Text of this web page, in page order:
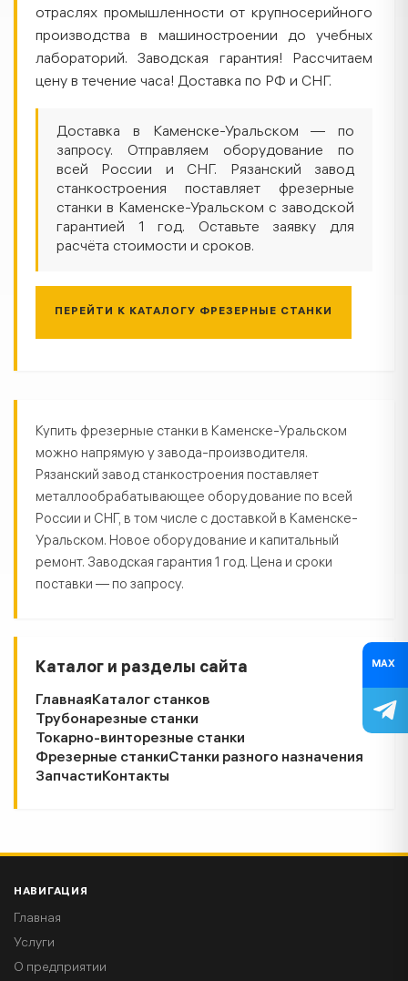
отраслях промышленности от крупносерийного
производства в машиностроении до учебных
лабораторий. Заводская гарантия! Рассчитаем
цену в течение часа! Доставка по РФ и СНГ.
Доставка в Каменске-Уральском — по
запросу. Отправляем оборудование по
всей России и СНГ. Рязанский завод
станкостроения поставляет фрезерные
станки в Каменске-Уральском с заводской
гарантией 1 год. Оставьте заявку для
расчёта стоимости и сроков.
ПЕРЕЙТИ К КАТАЛОГУ ФРЕЗЕРНЫЕ СТАНКИ
Фрезерные станки в Каменске-
Купить фрезерные станки в Каменске-Уральском
можно напрямую у завода-производителя.
Рязанский завод станкостроения поставляет
металлообрабатывающее оборудование по всей
России и СНГ, в том числе с доставкой в Каменске-
Уральском. Новое оборудование и капитальный
ремонт. Заводская гарантия 1 год. Цена и сроки
поставки — по запросу.
Каталог и разделы сайта
ГлавнаяКаталог станков
Трубонарезные станки
Токарно-винторезные станки
Фрезерные станкиСтанки разного назначения
ЗапчастиКонтакты
НАВИГАЦИЯ
Главная
Услуги
О предприятии
MAX